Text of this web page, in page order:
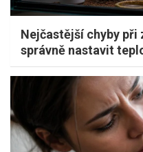
Nejčastější chyby
správně nastavit